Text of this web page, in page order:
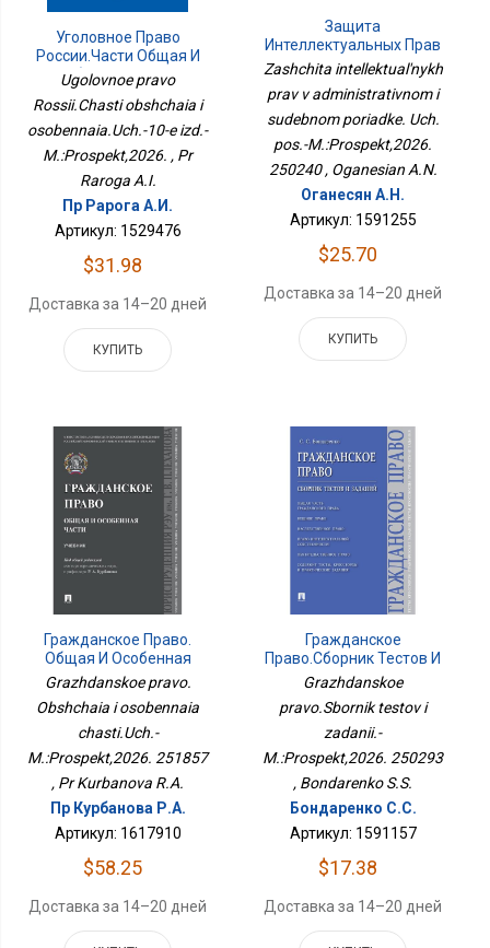
Уголовное Право
России.Части Общая И
Особенная.Уч.-10-Е
Изд.-М.:Проспект,2026.
Ugolovnoe pravo
Rossii.Chasti obshchaia i
osobennaia.Uch.-10-e izd.-
M.:Prospekt,2026. , Pr
Raroga A.I.
Пр Рарога А.И.
Артикул: 1529476
$31.98
Доставка за 14–20 дней
КУПИТЬ
Защита
Интеллектуальных Прав
В Административном И
Судебном Порядке. Уч.
Пос.-М.:Проспект,2026.
250240
Zashchita intellektual'nykh
prav v administrativnom i
sudebnom poriadke. Uch.
pos.-M.:Prospekt,2026.
250240 , Oganesian A.N.
Оганесян А.Н.
Артикул: 1591255
$25.70
Доставка за 14–20 дней
КУПИТЬ
Гражданское Право.
Общая И Особенная
Части.Уч.-
М.:Проспект,2026.
251857
Grazhdanskoe pravo.
Obshchaia i osobennaia
chasti.Uch.-
M.:Prospekt,2026. 251857
, Pr Kurbanova R.A.
Пр Курбанова Р.А.
Артикул: 1617910
$58.25
Доставка за 14–20 дней
Гражданское
Право.Сборник Тестов И
Заданий.-
250293
Grazhdanskoe
pravo.Sbornik testov i
zadanii.-
M.:Prospekt,2026. 250293
, Bondarenko S.S.
Бондаренко С.С.
Артикул: 1591157
$17.38
Доставка за 14–20 дней